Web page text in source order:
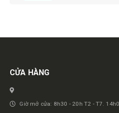
Get in touch
CỬA HÀNG
Giờ mở cửa: 8h30 - 20h T2 - T7.